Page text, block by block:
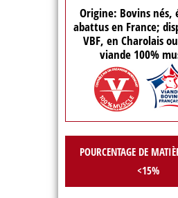
Origine: Bovins nés,
abattus en France;
VBF, en Charolais
viande 100%
POURCENTAGE DE
<15%